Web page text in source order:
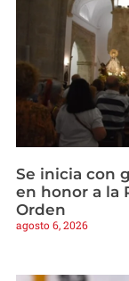
Se inicia con
en honor a la
Orden
agosto 6, 2026